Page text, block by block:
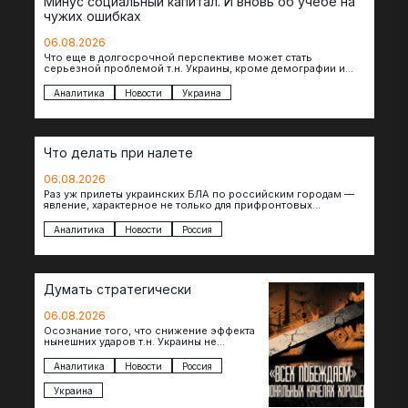
чужих ошибках
06.08.2026
Что еще в долгосрочной перспективе может стать
серьезной проблемой т.н. Украины, кроме демографии и
которых будет…
Аналитика Новости Украина
Что делать при налете
06.08.2026
Раз уж прилеты украинских БЛА по российским городам —
явление, характерное не только для прифронтовых
Аналитика Новости Россия
Думать стратегически
06.08.2026
Осознание того, что снижение эффекта
нынешних ударов т.н. Украины не
возможностей — повод задаться
вопросом: что делать…
Аналитика Новости Россия
Украина